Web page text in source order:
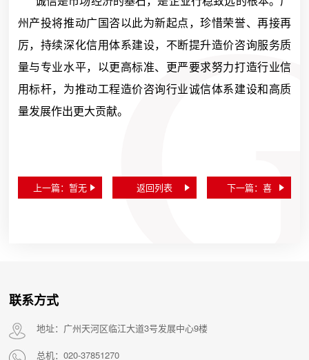
州产投将推动广国咨以此为新起点，珍惜荣誉、再接再
厉，持续深化信用体系建设，不断提升造价咨询服务质
量与专业水平，以更高标准、更严要求努力打造行业信
用标杆，为推动工程造价咨询行业诚信体系建设和高质
量发展作出更大贡献。
上一篇：暂无 返回列表
下一篇：喜
联系方式
地址：广州天河区临江大道3号发展中心9楼
总机：020-37851270